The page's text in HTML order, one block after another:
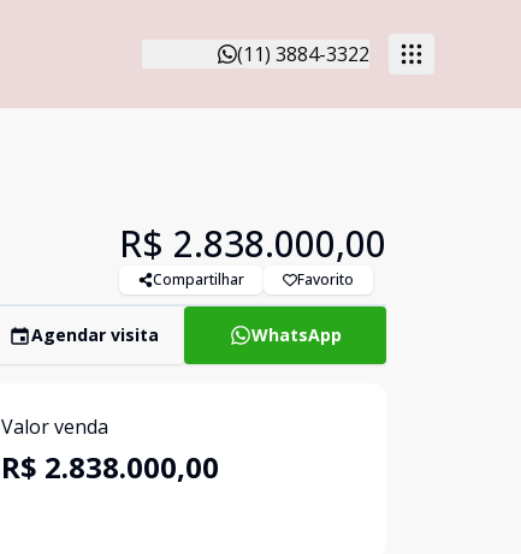
(11) 3884-3322
R$ 2.838.000,00
Compartilhar Favorito
Agendar visita WhatsApp
Valor venda
R$ 2.838.000,00